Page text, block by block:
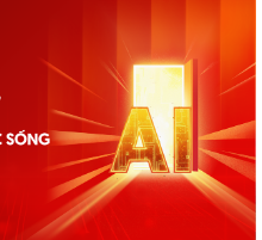
ỨNG CỬ ĐẠI BIỂU HĐND XÃ
ngân sách